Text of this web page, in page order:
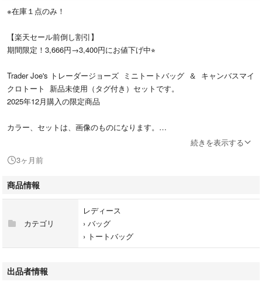
※在庫１点のみ！
【楽天セール前倒し割引】
期間限定！3,666円→3,400円にお値下げ中⭐︎
Trader Joe's トレーダージョーズ ミニトートバッグ ＆ キャンバスマイ
クロトート 新品未使用（タグ付き）セットです。
2025年12月購入の限定商品
カラー、セットは、画像のものになります。
- ブランド: Trader Joe's トレーダージョーズ
※海外製品のため縫製の粗さや生地に小さな凸凹、縫製にムラがある箇所
がございます。また、元からの折り目などがあります。ご了承ください。
能性があります
続きを表示する
3ヶ月前
商品情報
カテゴリ
レディース
› バッグ
› トートバッグ
出品者情報